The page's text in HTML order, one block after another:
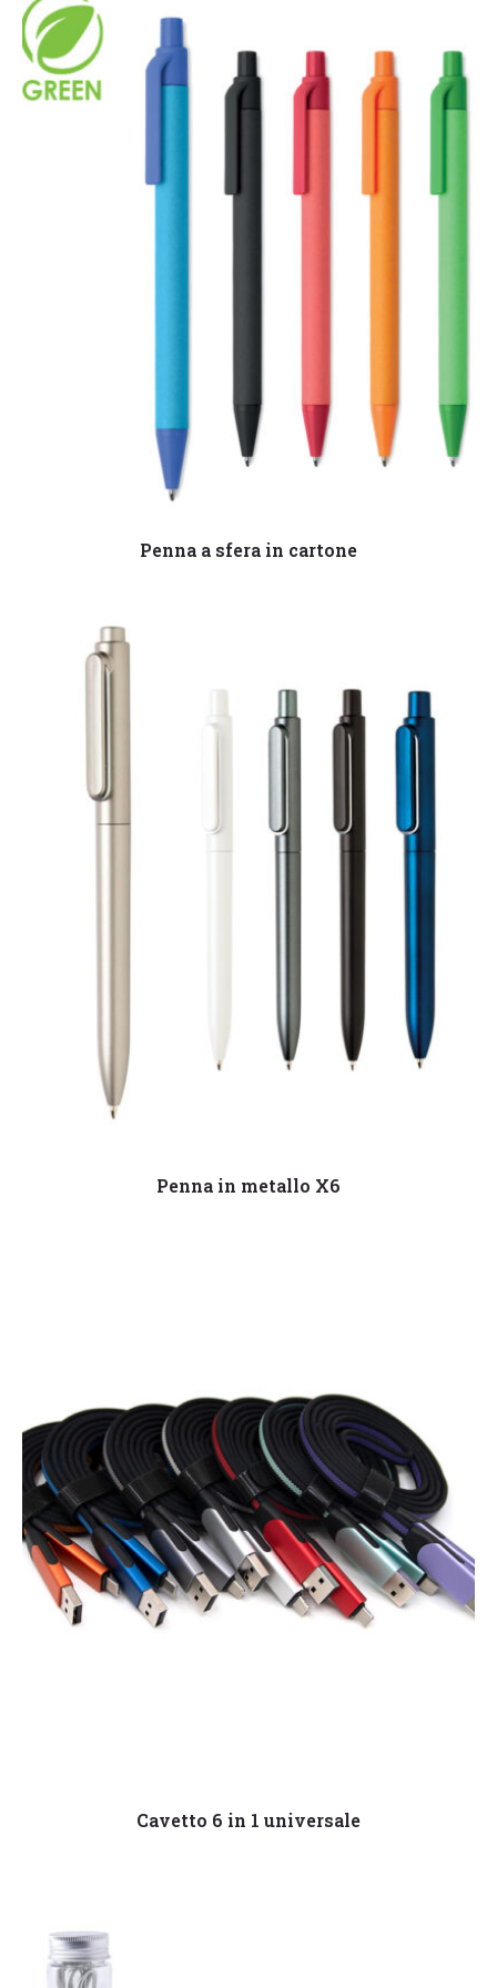
Leggi tutto
Penna a sfera in cartone
Leggi tutto
Penna in metallo X6
Leggi tutto
Cavetto 6 in 1 universale